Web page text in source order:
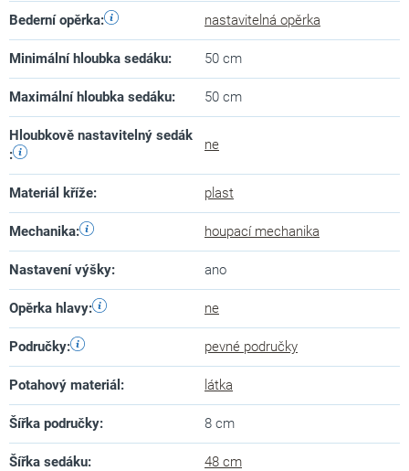
Bederní opěrka: nastavitelná opěrka
Minimální hloubka sedáku: 50 cm
Maximální hloubka sedáku: 50 cm
Hloubkově nastavitelný sedák
:
ne
Materiál kříže: plast
Mechanika: houpací mechanika
Nastavení výšky: ano
Opěrka hlavy: ne
Područky: pevné područky
Potahový materiál : látka
Šířka područky: 8 cm
Šířka sedáku: 48 cm